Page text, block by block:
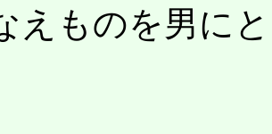
えものを男に